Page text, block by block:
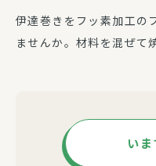
伊達巻きをフッ素加工の
ませんか。材料を混ぜて
い